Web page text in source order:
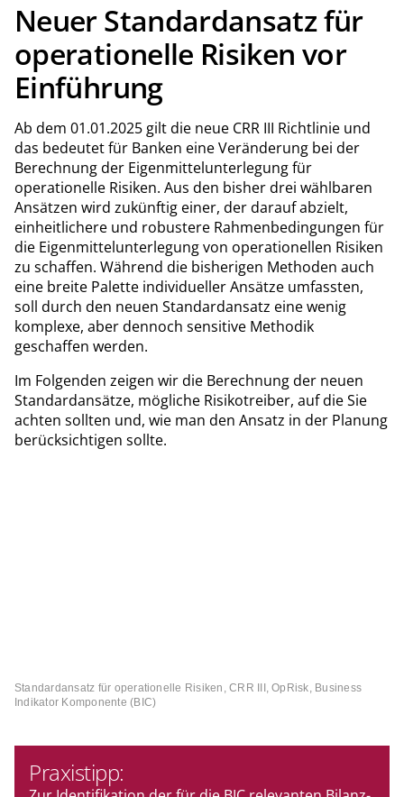
Neuer Standardansatz für
operationelle Risiken vor
Einführung
Ab dem 01.01.2025 gilt die neue CRR III Richtlinie und
das bedeutet für Banken eine Veränderung bei der
Berechnung der Eigenmittelunterlegung für
operationelle Risiken. Aus den bisher drei wählbaren
Ansätzen wird zukünftig einer, der darauf abzielt,
einheitlichere und robustere Rahmenbedingungen für
die Eigenmittelunterlegung von operationellen Risiken
zu schaffen. Während die bisherigen Methoden auch
eine breite Palette individueller Ansätze umfassten,
soll durch den neuen Standardansatz eine wenig
komplexe, aber dennoch sensitive Methodik
geschaffen werden.
Im Folgenden zeigen wir die Berechnung der neuen
Standardansätze, mögliche Risikotreiber, auf die Sie
achten sollten und, wie man den Ansatz in der Planung
berücksichtigen sollte.
Standardansatz für operationelle Risiken, CRR III, OpRisk, Business
Indikator Komponente (BIC)
Praxistipp: